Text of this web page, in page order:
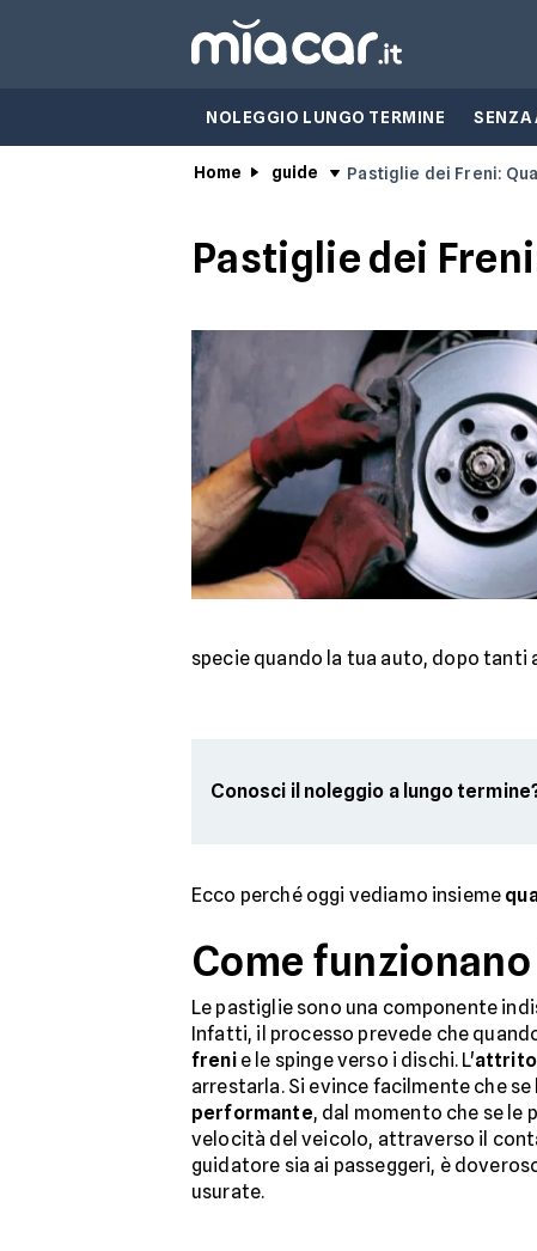
NOLEGGIO LUNGO TERMINE SENZA
Home guide Pastiglie dei Freni:
Pastiglie dei
specie quando la tua auto, dopo tanti
Conosci il noleggio a lungo
Ecco perché oggi vediamo insieme
Come
Le pastiglie sono una componente
Infatti, il processo prevede che
frenie le spinge verso i dischi. L'attrito
arrestarla. Si evince facilmente che
performante, dal momento che se le
velocità del veicolo, attraverso il
guidatore sia ai passeggeri, è
usurate.